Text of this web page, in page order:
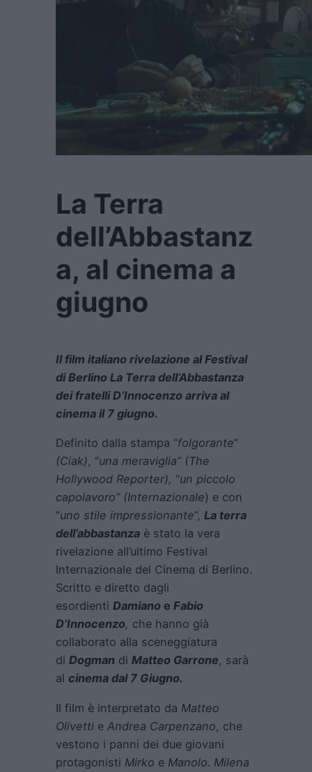
La Terra
dell’Abbastanz
a, al cinema a
giugno
Il film italiano rivelazione al Festival
di Berlino La Terra dell’Abbastanza
dei fratelli D’Innocenzo arriva al
cinema il 7 giugno.
Definito dalla stampa “folgorante”
(Ciak), “una meraviglia” (The
Hollywood Reporter), “un piccolo
capolavoro” (Internazionale) e con
“uno stile impressionante”, La terra
dell’abbastanza è stato la vera
rivelazione all’ultimo Festival
Internazionale del Cinema di Berlino.
Scritto e diretto dagli
esordienti Damiano e Fabio
D’Innocenzo, che hanno già
collaborato alla sceneggiatura
di Dogman di Matteo Garrone, sarà
al cinema dal 7 Giugno.
Il film è interpretato da Matteo
Olivetti e Andrea Carpenzano, che
vestono i panni dei due giovani
protagonisti Mirko e Manolo. Milena